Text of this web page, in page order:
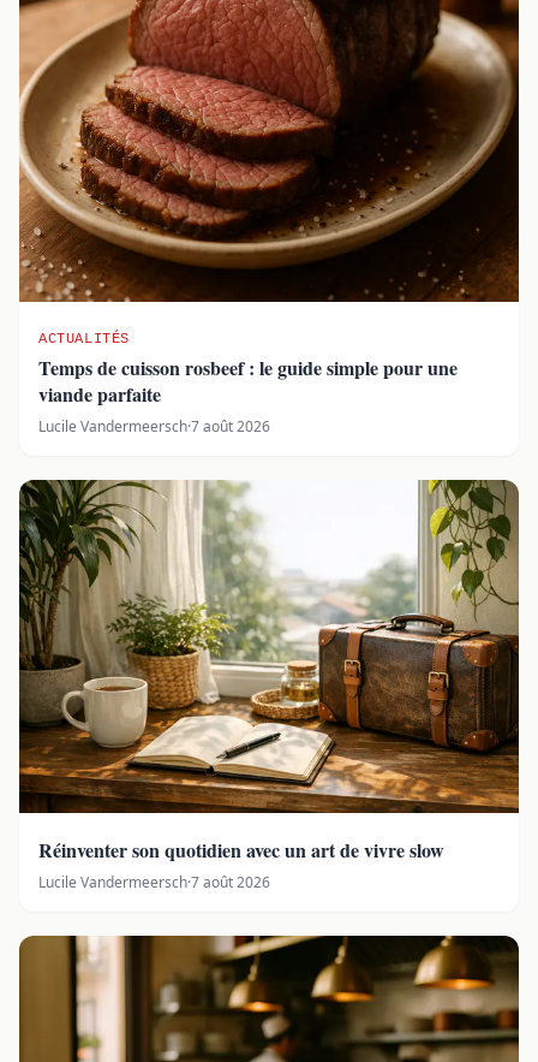
ACTUALITÉS
Temps de cuisson rosbeef : le guide simple pour une
viande parfaite
Lucile Vandermeersch·7 août 2026
Réinventer son quotidien avec un art de vivre slow
Lucile Vandermeersch·7 août 2026